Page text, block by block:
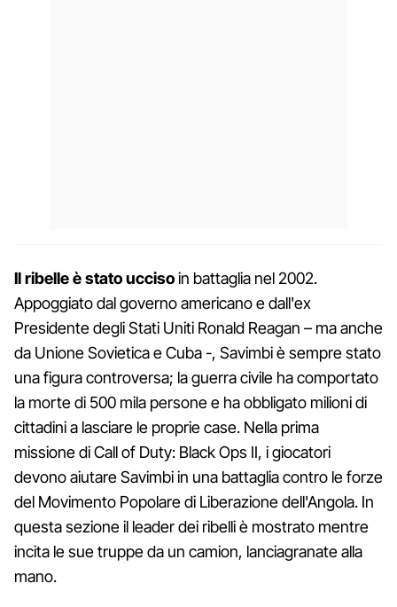
Il ribelle è stato uccisoin battaglia nel 2002.
Appoggiato dal governo americano e dall'ex
Presidente degli Stati Uniti Ronald Reagan – ma anche
da Unione Sovietica e Cuba -, Savimbi è sempre stato
una figura controversa; la guerra civile ha comportato
la morte di 500 mila persone e ha obbligato milioni di
cittadini a lasciare le proprie case. Nella prima
missione di Call of Duty: Black Ops II, i giocatori
devono aiutare Savimbi in una battaglia contro le forze
del Movimento Popolare di Liberazione dell'Angola. In
questa sezione il leader dei ribelli è mostrato mentre
incita le sue truppe da un camion, lanciagranate alla
mano.